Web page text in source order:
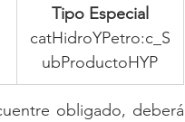
Tipo Especial
catHidroYPetro:c_S
ubProductoHYP
obligado, deberá